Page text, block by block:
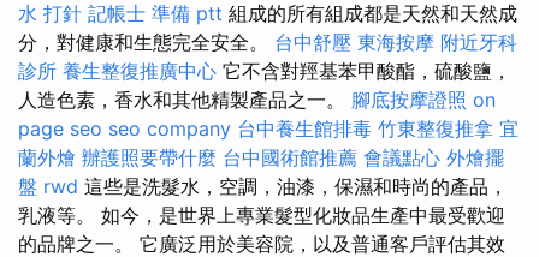
水 打針 記帳士 準備 ptt 組成的所有組成都是天然和天然成
分，對健康和生態完全安全。 台中舒壓 東海按摩 附近牙科
診所 養生整復推廣中心 它不含對羥基苯甲酸酯，硫酸鹽，
人造色素，香水和其他精製產品之一。 腳底按摩證照 on
page seo seo company 台中養生館排毒 竹東整復推拿 宜
蘭外燴 辦護照要帶什麼 台中國術館推薦 會議點心 外燴擺
盤 rwd 這些是洗髮水，空調，油漆，保濕和時尚的產品，
乳液等。 如今，是世界上專業髮型化妝品生產中最受歡迎
的品牌之一。 它廣泛用於美容院，以及普通客戶評估其效